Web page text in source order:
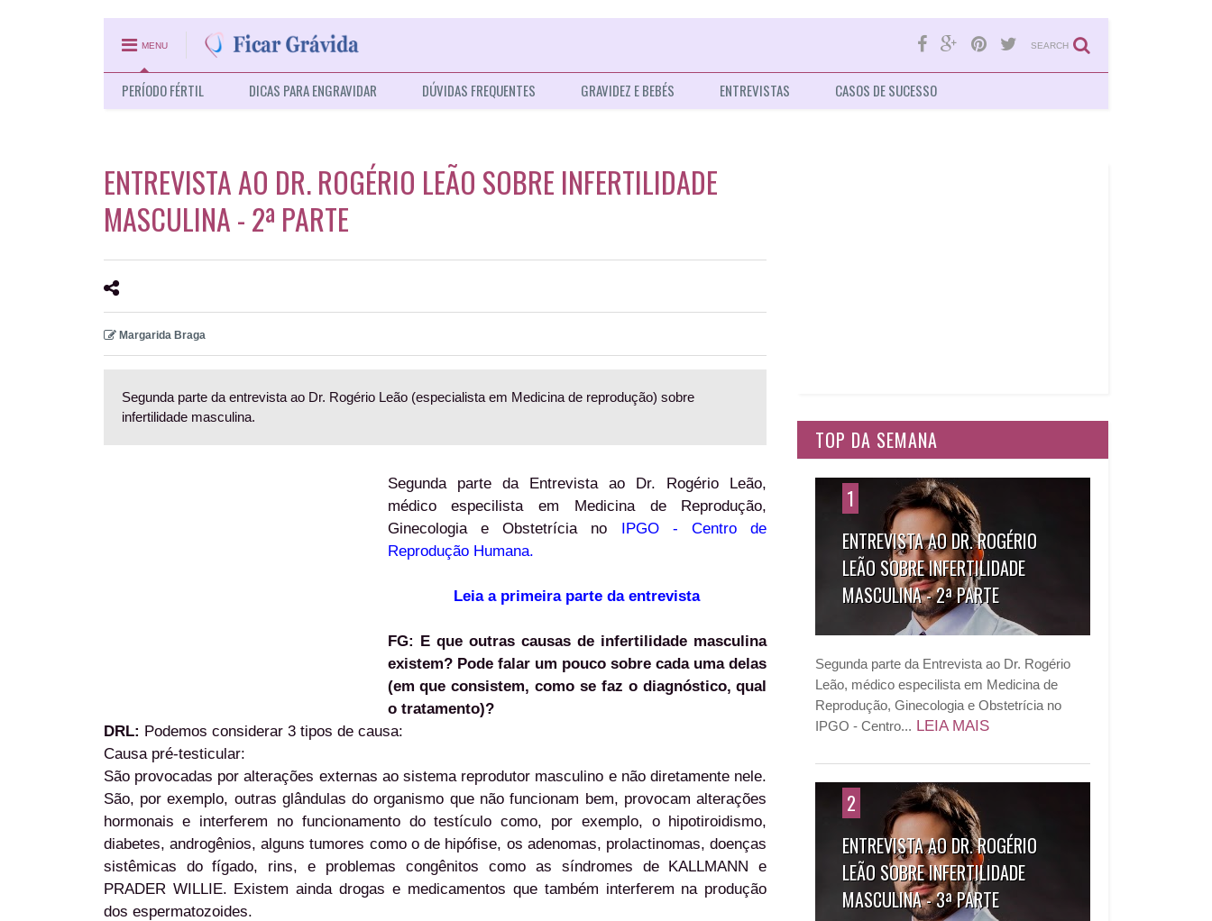
MENU SEARCH
PERÍODO FÉRTIL DICAS PARA ENGRAVIDAR DÚVIDAS FREQUENTES GRAVIDEZ E BEBÉS ENTREVISTAS CASOS DE SUCESSO
ENTREVISTA AO DR. ROGÉRIO LEÃO SOBRE INFERTILIDADE
MASCULINA - 2ª PARTE
Margarida Braga
Segunda parte da entrevista ao Dr. Rogério Leão (especialista em Medicina de reprodução) sobre
infertilidade masculina.
Segunda parte da Entrevista ao Dr. Rogério Leão,
médico especilista em Medicina de Reprodução,
Ginecologia e Obstetrícia no
IPGO - Centro de
Reprodução Humana.
Leia a primeira parte da entrevista
FG: E que outras causas de infertilidade masculina
existem? Pode falar um pouco sobre cada uma delas
(em que consistem, como se faz o diagnóstico, qual
o tratamento)?
DRL: Podemos considerar 3 tipos de causa:
Causa pré-testicular:
São provocadas por alterações externas ao sistema reprodutor masculino e não diretamente nele.
São, por exemplo, outras glândulas do organismo que não funcionam bem, provocam alterações
hormonais e interferem no funcionamento do testículo como, por exemplo, o hipotiroidismo,
diabetes, androgênios, alguns tumores como o de hipófise, os adenomas, prolactinomas, doenças
sistêmicas do fígado, rins, e problemas congênitos como as síndromes de KALLMANN e
PRADER WILLIE. Existem ainda drogas e medicamentos que também interferem na produção
dos espermatozoides.
TOP DA SEMANA
1
ENTREVISTA AO DR. ROGÉRIO
LEÃO SOBRE INFERTILIDADE
MASCULINA - 2ª PARTE
Segunda parte da Entrevista ao Dr. Rogério
Leão, médico especilista em Medicina de
Reprodução, Ginecologia e Obstetrícia no
IPGO - Centro... LEIA MAIS
2
ENTREVISTA AO DR. ROGÉRIO
LEÃO SOBRE INFERTILIDADE
MASCULINA - 3ª PARTE